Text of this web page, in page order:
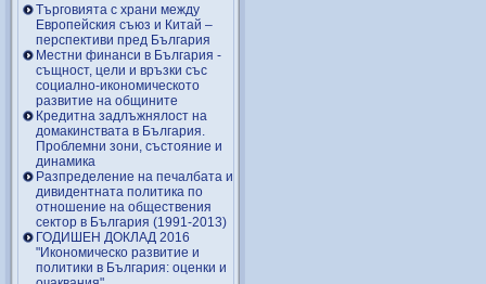
Търговията с храни между
Европейския съюз и Китай –
перспективи пред България
Местни финанси в България -
същност, цели и връзки със
социално-икономическото
развитие на общините
Кредитна задлъжнялост на
домакинствата в България.
Проблемни зони, състояние и
динамика
Разпределение на печалбата и
дивидентната политика по
отношение на обществения
сектор в България (1991-2013)
ГОДИШЕН ДОКЛАД 2016
"Икономическо развитие и
политики в България: оценки и